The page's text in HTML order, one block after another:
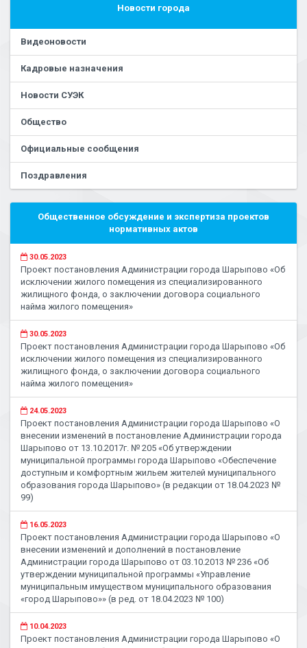
Новости города
Видеоновости
Кадровые назначения
Новости СУЭК
Общество
Официальные сообщения
Поздравления
Общественное обсуждение и экспертиза проектов
нормативных актов
30.05.2023
Проект постановления Администрации города Шарыпово «Об
исключении жилого помещения из специализированного
жилищного фонда, о заключении договора социального
найма жилого помещения»
30.05.2023
Проект постановления Администрации города Шарыпово «Об
исключении жилого помещения из специализированного
жилищного фонда, о заключении договора социального
найма жилого помещения»
24.05.2023
Проект постановления Администрации города Шарыпово «О
внесении изменений в постановление Администрации города
Шарыпово от 13.10.2017г. № 205 «Об утверждении
муниципальной программы города Шарыпово «Обеспечение
доступным и комфортным жильем жителей муниципального
образования города Шарыпово» (в редакции от 18.04.2023 №
99)
16.05.2023
Проект постановления Администрации города Шарыпово «О
внесении изменений и дополнений в постановление
Администрации города Шарыпово от 03.10.2013 № 236 «Об
утверждении муниципальной программы «Управление
муниципальным имуществом муниципального образования
«город Шарыпово»» (в ред. от 18.04.2023 № 100)
10.04.2023
Проект постановления Администрации города Шарыпово «О